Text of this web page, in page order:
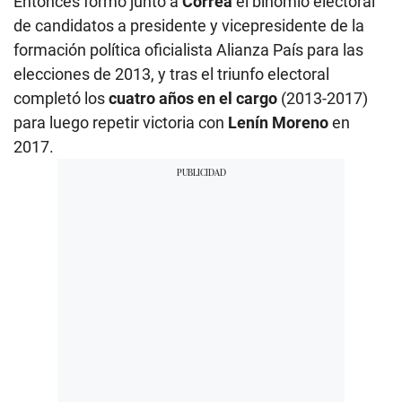
de candidatos a presidente y vicepresidente de la
formación política oficialista Alianza País para las
elecciones de 2013, y tras el triunfo electoral
completó loscuatro años en el cargo (2013-2017)
para luego repetir victoria con Lenín Morenoen
2017.